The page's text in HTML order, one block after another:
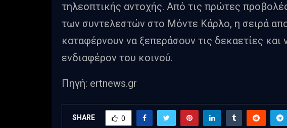
τηλεοπτικής αντοχής. Από τις πρώτες
των συντελεστών στο Μόντε Κάρλο, η σειρά
καταφέρνουν να ξεπεράσουν τις δεκαετίες
ενδιαφέρον του κοινού.
Πηγή: ertnews.gr
SHARE 0